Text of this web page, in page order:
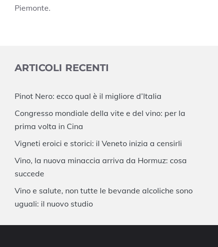
Piemonte.
ARTICOLI RECENTI
Pinot Nero: ecco qual è il migliore d’Italia
Congresso mondiale della vite e del vino: per la
prima volta in Cina
Vigneti eroici e storici: il Veneto inizia a censirli
Vino, la nuova minaccia arriva da Hormuz: cosa
succede
Vino e salute, non tutte le bevande alcoliche sono
uguali: il nuovo studio